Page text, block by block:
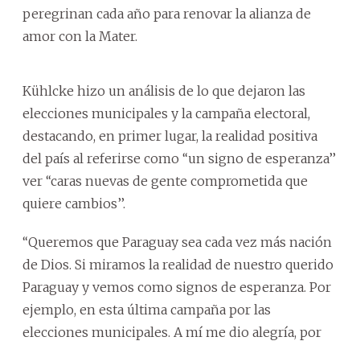
peregrinan cada año para renovar la alianza de
amor con la Mater.
Kühlcke hizo un análisis de lo que dejaron las
elecciones municipales y la campaña electoral,
destacando, en primer lugar, la realidad positiva
del país al referirse como ‘‘un signo de esperanza’’
ver ‘‘caras nuevas de gente comprometida que
quiere cambios’’.
‘‘Queremos que Paraguay sea cada vez más nación
de Dios. Si miramos la realidad de nuestro querido
Paraguay y vemos como signos de esperanza. Por
ejemplo, en esta última campaña por las
elecciones municipales. A mí me dio alegría, por